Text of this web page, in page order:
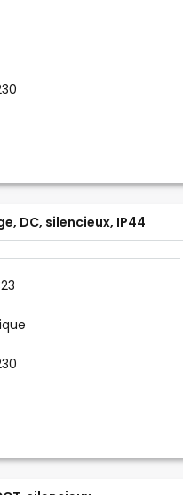
DC, silencieux, IP44